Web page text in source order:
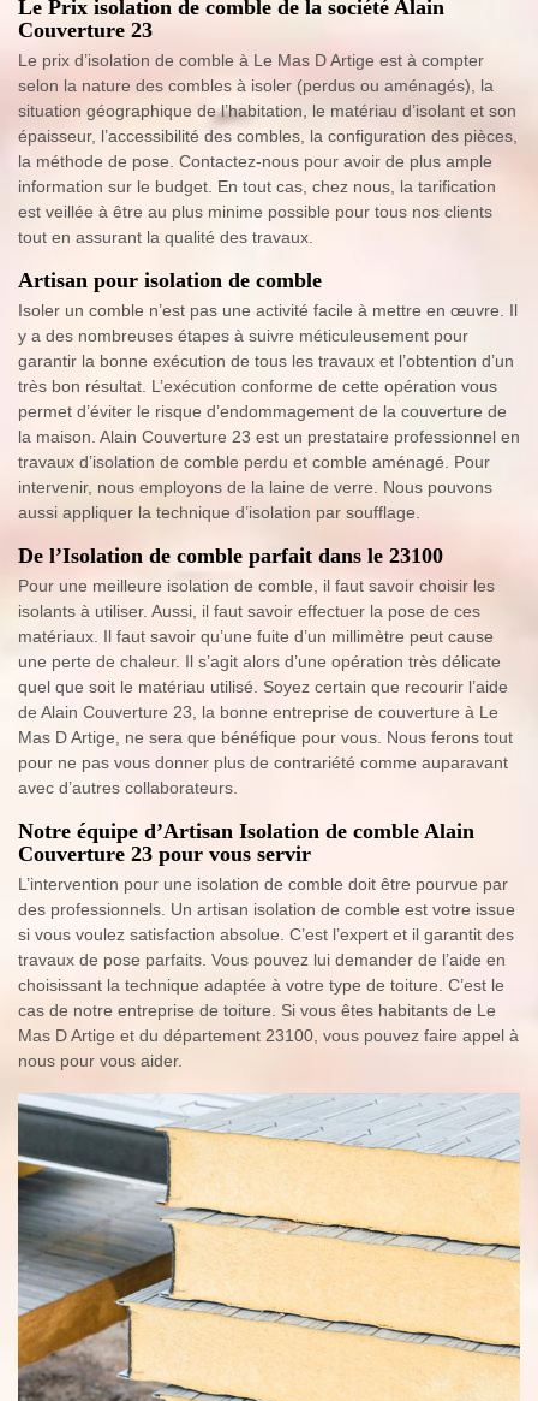
Le Prix isolation de comble de la société Alain
Couverture 23
Le prix d’isolation de comble à Le Mas D Artige est à compter
selon la nature des combles à isoler (perdus ou aménagés), la
situation géographique de l’habitation, le matériau d’isolant et son
épaisseur, l’accessibilité des combles, la configuration des pièces,
la méthode de pose. Contactez-nous pour avoir de plus ample
information sur le budget. En tout cas, chez nous, la tarification
est veillée à être au plus minime possible pour tous nos clients
tout en assurant la qualité des travaux.
Artisan pour isolation de comble
Isoler un comble n’est pas une activité facile à mettre en œuvre. Il
y a des nombreuses étapes à suivre méticuleusement pour
garantir la bonne exécution de tous les travaux et l’obtention d’un
très bon résultat. L’exécution conforme de cette opération vous
permet d’éviter le risque d’endommagement de la couverture de
la maison. Alain Couverture 23 est un prestataire professionnel en
travaux d’isolation de comble perdu et comble aménagé. Pour
intervenir, nous employons de la laine de verre. Nous pouvons
aussi appliquer la technique d’isolation par soufflage.
De l’Isolation de comble parfait dans le 23100
Pour une meilleure isolation de comble, il faut savoir choisir les
isolants à utiliser. Aussi, il faut savoir effectuer la pose de ces
matériaux. Il faut savoir qu’une fuite d’un millimètre peut cause
une perte de chaleur. Il s’agit alors d’une opération très délicate
quel que soit le matériau utilisé. Soyez certain que recourir l’aide
de Alain Couverture 23, la bonne entreprise de couverture à Le
Mas D Artige, ne sera que bénéfique pour vous. Nous ferons tout
pour ne pas vous donner plus de contrariété comme auparavant
avec d’autres collaborateurs.
Notre équipe d’Artisan Isolation de comble Alain
Couverture 23 pour vous servir
L’intervention pour une isolation de comble doit être pourvue par
des professionnels. Un artisan isolation de comble est votre issue
si vous voulez satisfaction absolue. C’est l’expert et il garantit des
travaux de pose parfaits. Vous pouvez lui demander de l’aide en
choisissant la technique adaptée à votre type de toiture. C’est le
cas de notre entreprise de toiture. Si vous êtes habitants de Le
Mas D Artige et du département 23100, vous pouvez faire appel à
nous pour vous aider.